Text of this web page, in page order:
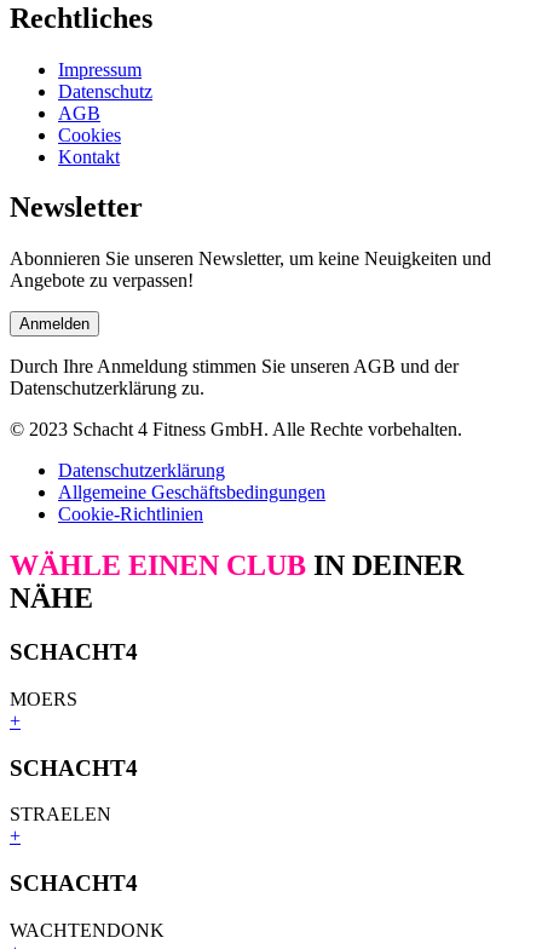
Rechtliches
Impressum
Datenschutz
AGB
Cookies
Kontakt
Newsletter
Abonnieren Sie unseren Newsletter, um keine Neuigkeiten und
Angebote zu verpassen!
Anmelden
Durch Ihre Anmeldung stimmen Sie unseren AGB und der
Datenschutzerklärung zu.
© 2023 Schacht 4 Fitness GmbH. Alle Rechte vorbehalten.
Datenschutzerklärung
Allgemeine Geschäftsbedingungen
Cookie-Richtlinien
WÄHLE EINEN CLUB IN DEINER
NÄHE
SCHACHT4
MOERS
+
SCHACHT4
STRAELEN
+
SCHACHT4
WACHTENDONK